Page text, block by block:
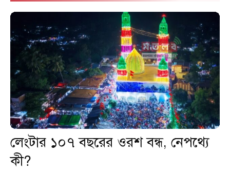
লেংটার ১০৭ বছরের ওরশ বন্ধ, নেপথ্যে
কী?